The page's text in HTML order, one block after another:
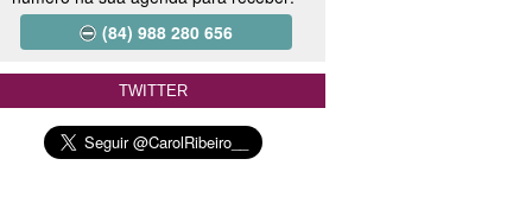
(84) 988 280 656
TWITTER